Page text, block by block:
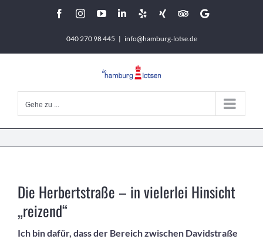
FacebookInstagramYouTubeLinkedIn
YelpXing Tripadvisor
Google
040 270 98 445 | info@hamburg-lotse.de
Gehe zu ...
Die Herbertstraße – in vielerlei Hinsicht
„reizend“
Ich bin dafür, dass der Bereich zwischen Davidstraße